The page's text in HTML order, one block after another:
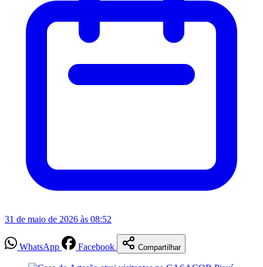
31 de maio de 2026 às 08:52
WhatsApp Facebook Compartilhar